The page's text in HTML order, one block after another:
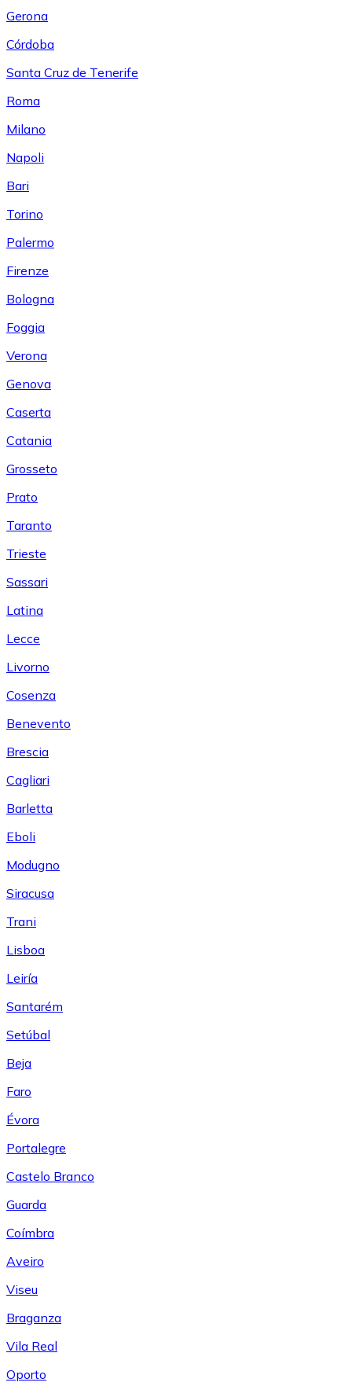
Gerona
Córdoba
Santa Cruz de Tenerife
Roma
Milano
Napoli
Bari
Torino
Palermo
Firenze
Bologna
Foggia
Verona
Genova
Caserta
Catania
Grosseto
Prato
Taranto
Trieste
Sassari
Latina
Lecce
Livorno
Cosenza
Benevento
Brescia
Cagliari
Barletta
Eboli
Modugno
Siracusa
Trani
Lisboa
Leiría
Santarém
Setúbal
Beja
Faro
Évora
Portalegre
Castelo Branco
Guarda
Coímbra
Aveiro
Viseu
Braganza
Vila Real
Oporto